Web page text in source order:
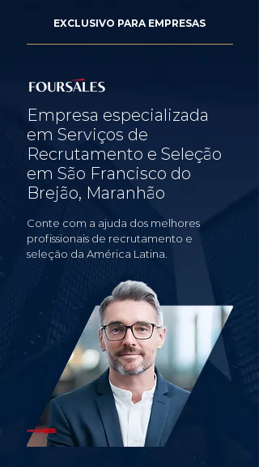
EXCLUSIVO PARA EMPRESAS
Empresa especializada
em Serviços de
Recrutamento e Seleção
em São Francisco do
Brejão, Maranhão
Conte com a ajuda dos melhores
profissionais de recrutamento e
seleção da América Latina.